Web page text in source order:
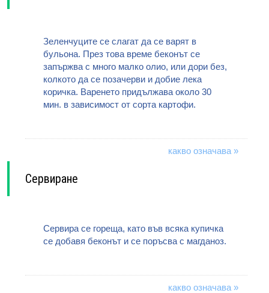
Зеленчуците се слагат да се варят в
бульона. През това време беконът се
запържва с много малко олио, или дори без,
колкото да се позачерви и добие лека
коричка. Варенето придължава около 30
мин. в зависимост от сорта картофи.
какво означава »
Сервиране
Сервира се гореща, като във всяка купичка
се добавя беконът и се поръсва с магданоз.
какво означава »